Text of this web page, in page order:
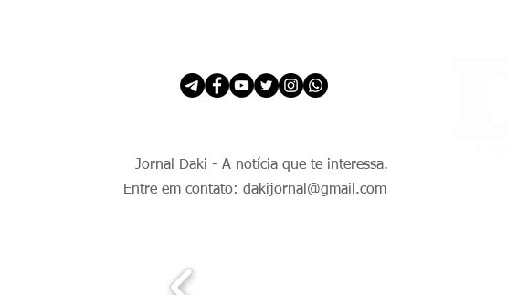
Jornal Daki - A notícia que te interessa.
Entre em contato: dakijornal @gmail.com